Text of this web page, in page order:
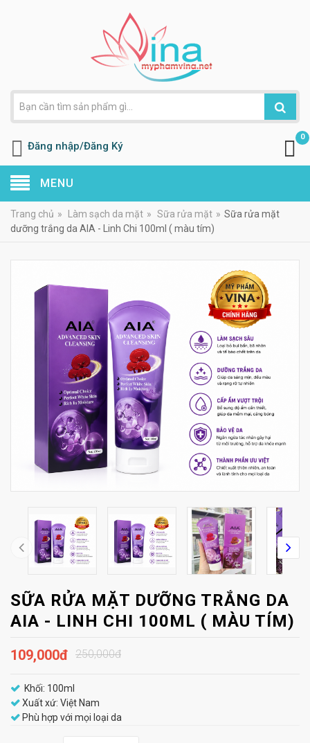
Đăng nhập/Đăng Ký
0
MENU
Trang chủ » Làm sạch da mặt » Sữa rửa mặt » Sữa rửa mặt
dưỡng trắng da AIA - Linh Chi 100ml ( màu tím)
SỮA RỬA MẶT DƯỠNG TRẮNG DA
AIA - LINH CHI 100ML ( MÀU TÍM)
109,000đ 250,000đ
Khối: 100ml
Xuất xứ: Việt Nam
Phù hợp với mọi loại da